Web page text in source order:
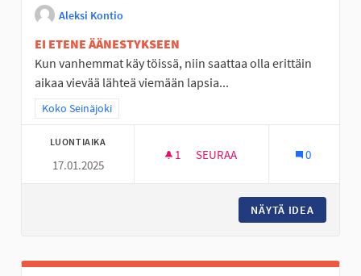
Aleksi Kontio
EI ETENE ÄÄNESTYKSEEN
Kun vanhemmat käy töissä, niin saattaa olla erittäin
aikaa vievää lähteä viemään lapsia...
Rajaa tulokset teeman mukaan: Koko Seinäjoki
Koko Seinäjoki
LUONTIAIKA
17.01.2025
1 1 SEURAAJA
SEURAA 0
NÄYTÄ IDEA